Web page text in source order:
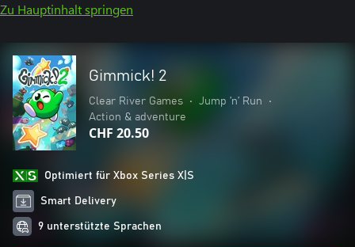
Zu Hauptinhalt springen
Gimmick! 2
Clear River Games • Jump ’n’ Run
•
Action & adventure
CHF 20.50
Optimiert für Xbox Series X|S
Smart Delivery
9 unterstützte Sprachen